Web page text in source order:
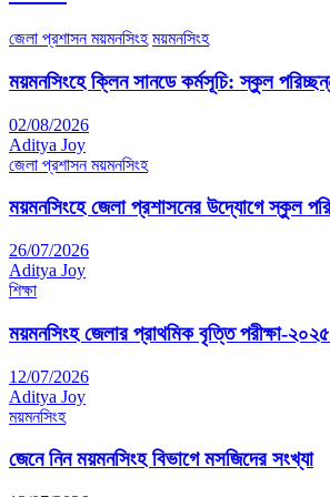
জেলা প্রশাসন ময়মনসিংহ ময়মনসিংহ
ময়মনসিংহে ক্লিন সানডে কর্মসূচি: স্কুল
02/08/2026
Aditya Joy
জেলা প্রশাসন ময়মনসিংহ
ময়মনসিংহে জেলা প্রশাসনের উদ্যোগে স্কুল
26/07/2026
Aditya Joy
শিক্ষা
ময়মনসিংহ জেলার প্রাথমিক বৃত্তি পরীক্ষা-
12/07/2026
Aditya Joy
ময়মনসিংহ
জেনে নিন ময়মনসিংহ বিভাগে মসজিদের সংখ্যা